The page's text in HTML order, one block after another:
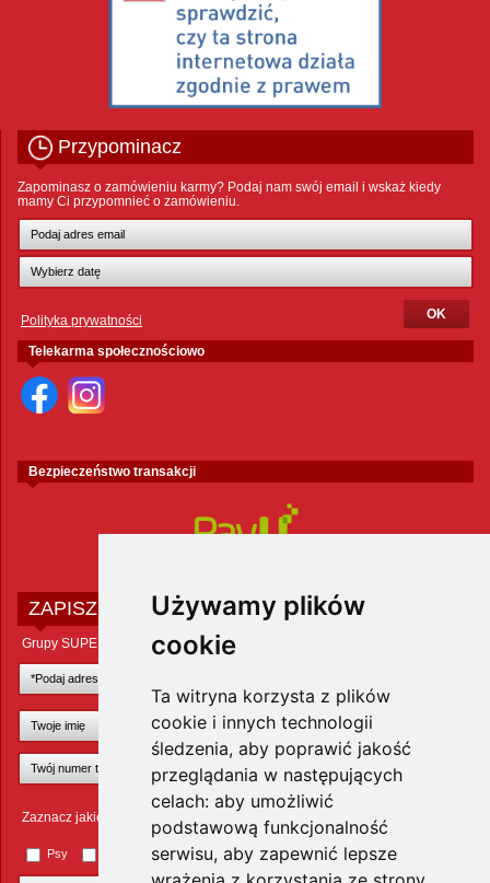
Używamy plików
cookie
Ta witryna korzysta z plików
cookie i innych technologii
śledzenia, aby poprawić jakość
przeglądania w następujących
celach: aby umożliwić
podstawową funkcjonalność
serwisu, aby zapewnić lepsze
Przypominacz
Zapominasz o zamówieniu karmy? Podaj nam swój email i wskaż kiedy
mamy Ci przypomnieć o zamówieniu.
Polityka prywatności
Telekarma społecznościowo
Bezpieczeństwo transakcji
ZAPISZ SIĘ DO NEWSLETTERA
Grupy SUPER ZOO POLAND Sp. z o.o.
Zaznacz jakie zwierzęta Cię interesują
Psy Małe ssaki Ptaki Inne zwierzęta